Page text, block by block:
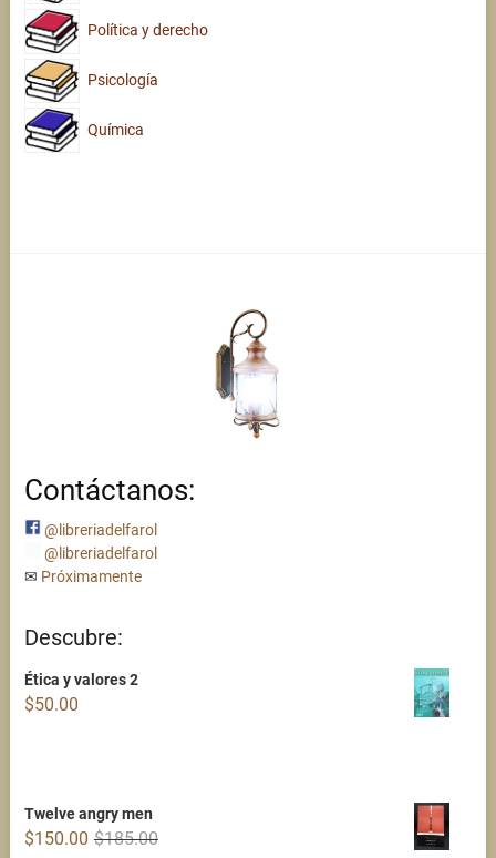
Política y derecho
Psicología
Química
Contáctanos:
@libreriadelfarol
@libreriadelfarol
✉ Próximamente
Descubre:
Ética y valores 2
$50.00
Twelve angry men
$185.00Original
$150.00
Current